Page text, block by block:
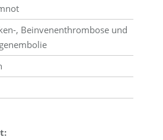
, Beinvenenthrombose und